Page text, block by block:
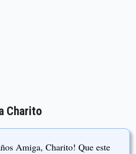
Charito
Amiga, Charito! Que este